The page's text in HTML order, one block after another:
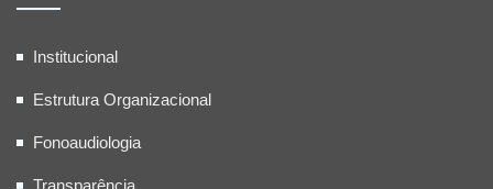
Institucional
Estrutura Organizacional
Fonoaudiologia